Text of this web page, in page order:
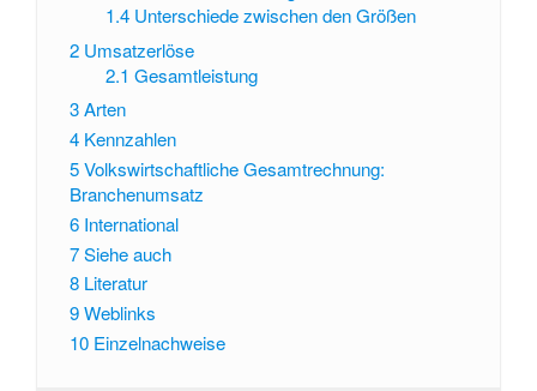
1.4 Unterschiede zwischen den Größen
2 Umsatzerlöse
2.1 Gesamtleistung
3Arten
4 Kennzahlen
5Volkswirtschaftliche Gesamtrechnung:
Branchenumsatz
6 International
7Siehe auch
8 Literatur
9Weblinks
10 Einzelnachweise